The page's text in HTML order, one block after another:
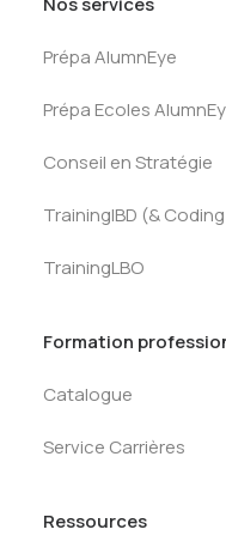
Prépa AlumnEye
Prépa Ecoles
Conseil en Stratégie
TrainingIBD (&
TrainingLBO
Formation
Catalogue
Service Carrières
Ressources